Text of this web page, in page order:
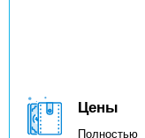
Цены
Полностью